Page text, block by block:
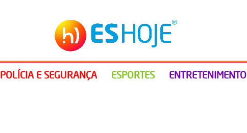
POLÍCIA E SEGURANÇA ESPORTES ENTRETENIMENTO